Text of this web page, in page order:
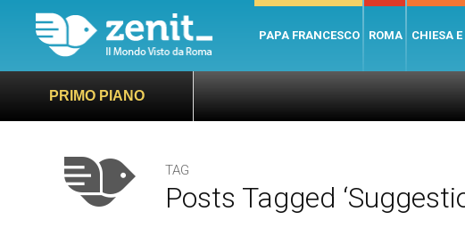
PAPA FRANCESCO ROMA CHIESA
PRIMO PIANO
TAG
Posts Tagged